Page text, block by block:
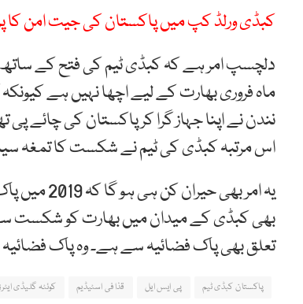
کبڈی ورلڈ کپ میں پاکستان کی جیت امن کا
دلچسپ امر ہے کہ کبڈی ٹیم کی فتح کے
نندن نے اپنا جہاز گرا کر پاکستان کی چائے
اس مرتبہ کبڈی کی ٹیم نے شکست کا تمغہ
یہ امر
بھی کبڈی کے میدان میں بھارت کو شکست سے
تعلق بھی پاک فضائیہ سے ہے۔ وہ پاک
پاکستان کبڈی ٹیم پی ایس ایل قذافی اسٹیڈیم کوئٹہ گلیڈی